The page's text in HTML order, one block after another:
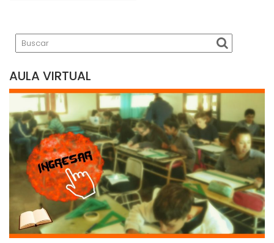
AULA VIRTUAL